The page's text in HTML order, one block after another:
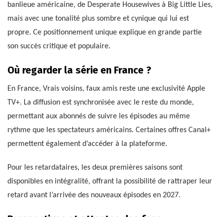
banlieue américaine, de Desperate Housewives à Big Little Lies,
mais avec une tonalité plus sombre et cynique qui lui est
propre. Ce positionnement unique explique en grande partie
son succès critique et populaire.
Où regarder la série en France ?
En France, Vrais voisins, faux amis reste une exclusivité Apple
TV+. La diffusion est synchronisée avec le reste du monde,
permettant aux abonnés de suivre les épisodes au même
rythme que les spectateurs américains. Certaines offres Canal+
permettent également d’accéder à la plateforme.
Pour les retardataires, les deux premières saisons sont
disponibles en intégralité, offrant la possibilité de rattraper leur
retard avant l’arrivée des nouveaux épisodes en 2027.